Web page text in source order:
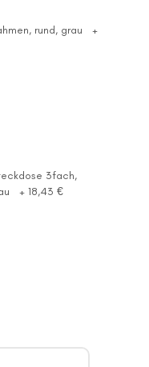
rund, grau
+
3fach,
+ 18,43 €